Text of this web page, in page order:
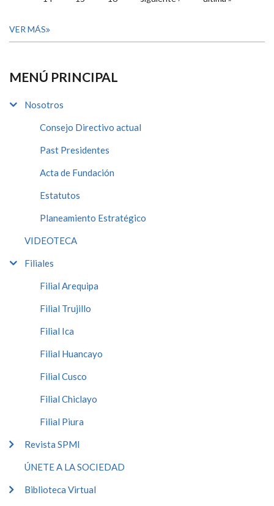
VER MÁS
MENÚ PRINCIPAL
Nosotros
Consejo Directivo actual
Past Presidentes
Acta de Fundación
Estatutos
Planeamiento Estratégico
VIDEOTECA
Filiales
Filial Arequipa
Filial Trujillo
Filial Ica
Filial Huancayo
Filial Cusco
Filial Chiclayo
Filial Piura
Revista SPMI
ÚNETE A LA SOCIEDAD
Biblioteca Virtual